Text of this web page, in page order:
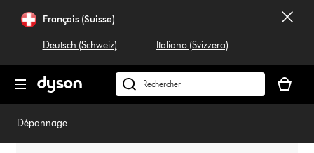
Français (Suisse)
Deutsch (Schweiz) Italiano (Svizzera)
Rechercher
dyson.ch
panier
est
Dépannage